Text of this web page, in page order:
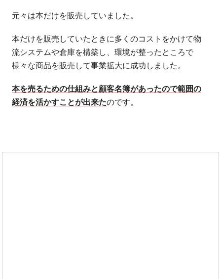
元々は本だけを販売していました。
本だけを販売していたときに多くのコストをかけて物
流システムや倉庫を構築し、環境が整ったところで
様々な商品を販売して事業拡大に成功しました。
本を売るための仕組みと顧客名簿があったので範囲の
経済を活かすことが出来たのです。